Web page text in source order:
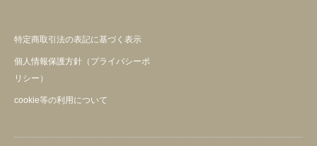
特定商取引法の表記に基づく表示
個人情報保護方針（プライバシーポ
リシー）
cookie等の利用について